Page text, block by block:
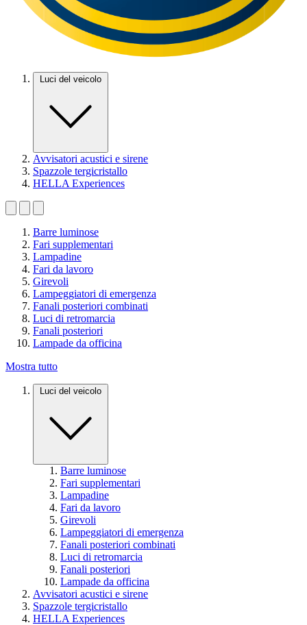
Luci del veicolo
Avvisatori acustici e sirene
Spazzole tergicristallo
HELLA Experiences
Barre luminose
Fari supplementari
Lampadine
Fari da lavoro
Girevoli
Lampeggiatori di emergenza
Fanali posteriori combinati
Luci di retromarcia
Fanali posteriori
Lampade da officina
Mostra tutto
Luci del veicolo
Barre luminose
Fari supplementari
Lampadine
Fari da lavoro
Girevoli
Lampeggiatori di emergenza
Fanali posteriori combinati
Luci di retromarcia
Fanali posteriori
Lampade da officina
Avvisatori acustici e sirene
Spazzole tergicristallo
HELLA Experiences